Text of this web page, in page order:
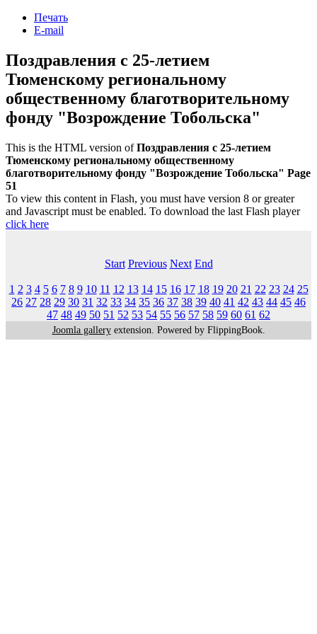
Печать
E-mail
Поздравления с 25-летием
Тюменскому региональному
общественному благотворительному
фонду "Возрождение Тобольска"
This is the HTML version ofПоздравления с 25-летием
Тюменскому региональному общественному
благотворительному фонду "Возрождение Тобольска" Page
51
To view this content in Flash, you must have version 8 or greater
and Javascript must be enabled. To download the last Flash player
click here
Start Previous Next End
1 2 3 4 5 6 7 8 9 10 11 12 13 14 15 16 17 18 19 20 21 22 23 24 25
26 27 28 29 30 31 32 33 34 35 36 37 38 39 40 41 42 43 44 45 46
47 48 49 50 51 52 53 54 55 56 57 58 59 60 61 62
Joomla galleryextension. Powered by FlippingBook.